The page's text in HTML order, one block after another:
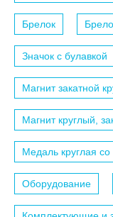
Брелок
Значок с булавкой
Магнит закатной
Магнит круглый,
Медаль круглая
Оборудование